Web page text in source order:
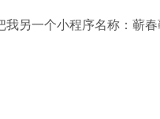
另一个小程序名称：蕲